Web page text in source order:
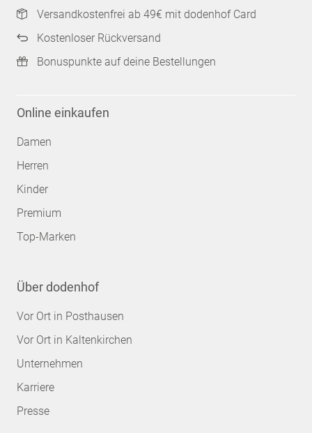
Versandkostenfrei ab 49€ mit dodenhof Card
Kostenloser Rückversand
Bonuspunkte auf deine Bestellungen
Online einkaufen
Damen
Herren
Kinder
Premium
Top-Marken
Über dodenhof
Vor Ort in Posthausen
Vor Ort in Kaltenkirchen
Unternehmen
Karriere
Presse